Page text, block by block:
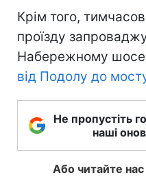
Крім того,
проїзду
Набережному
від Подолу до
Не пропустіть
наші
Або читайте